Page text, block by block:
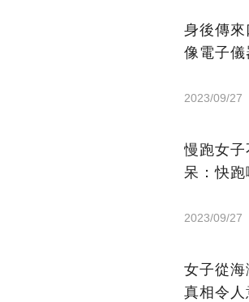
身後傳
像電子儀
2023/09/27
慢跑女
呆：快跑
2023/09/27
女子從
真相令人